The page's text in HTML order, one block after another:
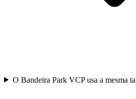
O Bandeira Park VCP usa a mesma